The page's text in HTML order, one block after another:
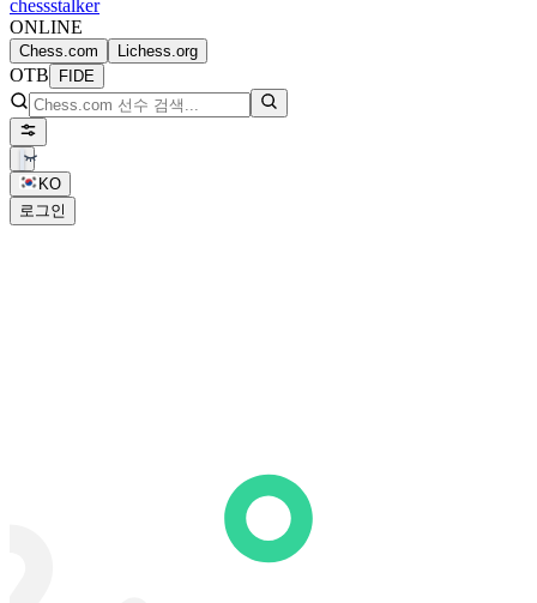
chessstalker
ONLINE
Chess.com Lichess.org
OTB FIDE
KO
로그인